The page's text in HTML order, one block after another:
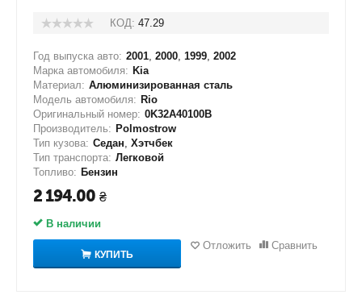
КОД: 47.29
Год выпуска авто: 2001, 2000, 1999, 2002
Марка автомобиля: Kia
Материал: Алюминизированная сталь
Модель автомобиля: Rio
Оригинальный номер: 0K32A40100B
Производитель: Polmostrow
Тип кузова: Седан, Хэтчбек
Тип транспорта: Легковой
Топливо: Бензин
2 194.00 ₴
В наличии
КУПИТЬ
Отложить Сравнить